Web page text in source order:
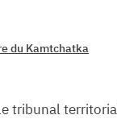
du Kamtchatka
tribunal